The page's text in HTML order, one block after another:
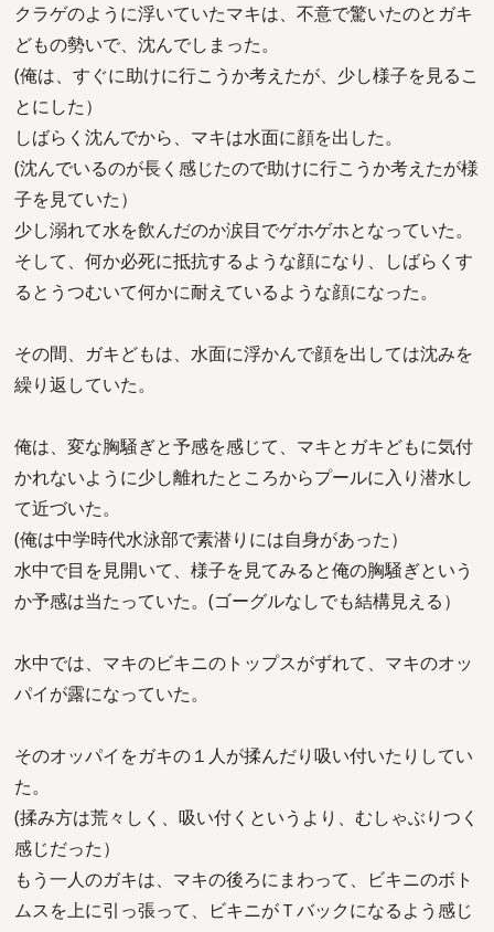
クラゲのように浮いていたマキは、不意で驚いたのとガキ
どもの勢いで、沈んでしまった。
(俺は、すぐに助けに行こうか考えたが、少し様子を見るこ
とにした）
しばらく沈んでから、マキは水面に顔を出した。
(沈んでいるのが長く感じたので助けに行こうか考えたが様
子を見ていた）
少し溺れて水を飲んだのか涙目でゲホゲホとなっていた。
そして、何か必死に抵抗するような顔になり、しばらくす
るとうつむいて何かに耐えているような顔になった。
その間、ガキどもは、水面に浮かんで顔を出しては沈みを
繰り返していた。
俺は、変な胸騒ぎと予感を感じて、マキとガキどもに気付
かれないように少し離れたところからプールに入り潜水し
て近づいた。
(俺は中学時代水泳部で素潜りには自身があった）
水中で目を見開いて、様子を見てみると俺の胸騒ぎという
か予感は当たっていた。(ゴーグルなしでも結構見える）
水中では、マキのビキニのトップスがずれて、マキのオッ
パイが露になっていた。
そのオッパイをガキの１人が揉んだり吸い付いたりしてい
た。
(揉み方は荒々しく、吸い付くというより、むしゃぶりつく
感じだった）
もう一人のガキは、マキの後ろにまわって、ビキニのボト
ムスを上に引っ張って、ビキニがＴバックになるよう感じ